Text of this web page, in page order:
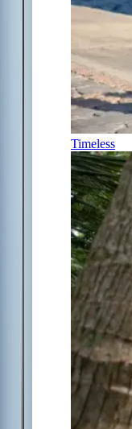
Timeless